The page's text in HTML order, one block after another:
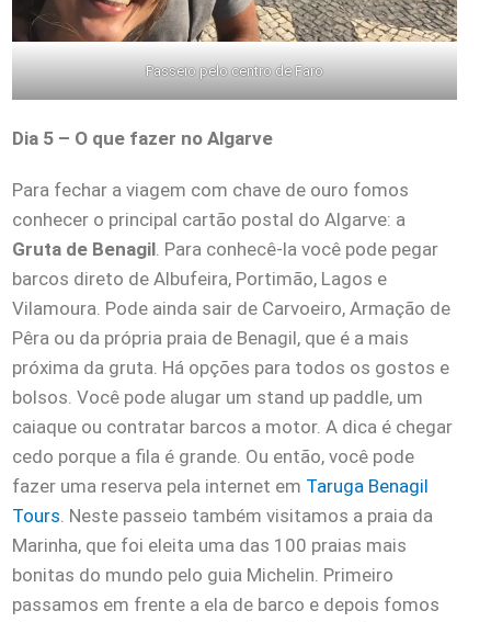
Passeio pelo centro de Faro
Dia 5 – O que fazer no Algarve
Para fechar a viagem com chave de ouro fomos
conhecer o principal cartão postal do Algarve: a
Gruta de Benagil. Para conhecê-la você pode pegar
barcos direto de Albufeira, Portimão, Lagos e
Vilamoura. Pode ainda sair de Carvoeiro, Armação de
Pêra ou da própria praia de Benagil, que é a mais
próxima da gruta. Há opções para todos os gostos e
bolsos. Você pode alugar um stand up paddle, um
caiaque ou contratar barcos a motor. A dica é chegar
cedo porque a fila é grande. Ou então, você pode
fazer uma reserva pela internet em Taruga Benagil
Tours. Neste passeio também visitamos a praia da
Marinha, que foi eleita uma das 100 praias mais
bonitas do mundo pelo guia Michelin. Primeiro
passamos em frente a ela de barco e depois fomos